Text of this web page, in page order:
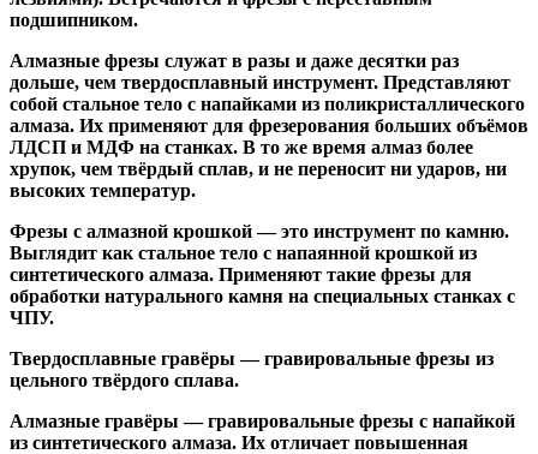
подшипником.
Алмазные фрезы служат в разы и даже десятки раз
дольше, чем твердосплавный инструмент. Представляют
собой стальное тело с напайками из поликристаллического
алмаза. Их применяют для фрезерования больших объёмов
ЛДСП и МДФ на станках. В то же время алмаз более
хрупок, чем твёрдый сплав, и не переносит ни ударов, ни
высоких температур.
Фрезы с алмазной крошкой— это инструмент по камню.
Выглядит как стальное тело с напаянной крошкой из
синтетического алмаза. Применяют такие фрезы для
обработки натурального камня на специальных станках с
ЧПУ.
Твердосплавные гравёры — гравировальные фрезы из
цельного твёрдого сплава.
Алмазные гравёры — гравировальные фрезы с напайкой
из синтетического алмаза. Их отличает повышенная